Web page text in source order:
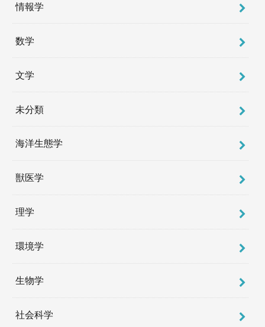
情報学
数学
文学
未分類
海洋生態学
獣医学
理学
環境学
生物学
社会科学